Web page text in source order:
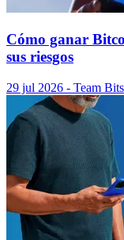
Cómo ganar
sus riesgos
29 jul 2026 - Team